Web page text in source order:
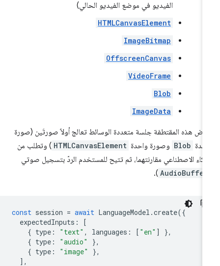
الفيديو في موضع الفيديو الحالي)
HTMLCanvasElement
ImageBitmap
OffscreenCanvas
VideoFrame
Blob
ImageData
هذه المقتطفة جلسة متعددة الوسائط تعالج أولاً صورتَين (صورة
Blob وصورة واحدة HTMLCanvasElement ) وتطلب من
الاصطناعي مقارنتهما، ثم تتيح للمستخدم الردّ بتسجيل صوتي
AudioBuffer
).
const session = await LanguageModel.create
expectedInputs
{ type : "text", languages : ["en"]
{ type: "audio"
{ type : "image"